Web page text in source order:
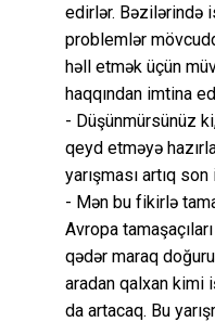
edirlər. Bəzilərində
problemlər
həll etmək üçün
haqqından imtina
- Düşünmürsünüz
qeyd etməyə
yarışması artıq
- Mən bu fikirlə
Avropa
qədər maraq
aradan qalxan kimi
da artacaq. Bu